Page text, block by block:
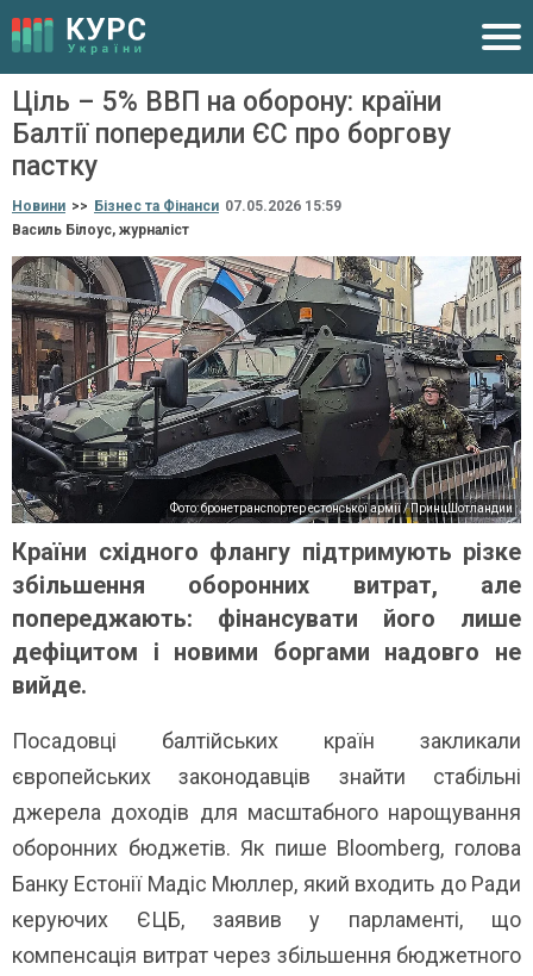
Ціль – 5% ВВП на оборону: країни
Балтії попередили ЄС про боргову
пастку
Новини >> Бізнес та Фінанси 07.05.2026 15:59
Василь Білоус, журналіст
Фото: бронетранспортер естонської армії / ПринцШотландии
Країни східного флангу підтримують різке
збільшення оборонних витрат, але
попереджають: фінансувати його лише
дефіцитом і новими боргами надовго не
вийде.
Посадовці балтійських країн закликали
європейських законодавців знайти стабільні
джерела доходів для масштабного нарощування
оборонних бюджетів. Як пише Bloomberg, голова
Банку Естонії Мадіс Мюллер, який входить до Ради
керуючих ЄЦБ, заявив у парламенті, що
компенсація витрат через збільшення бюджетного